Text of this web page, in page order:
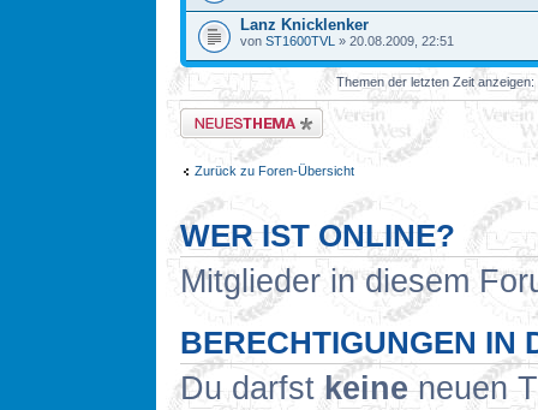
Lanz Knicklenker
von ST1600TVL » 20.08.2009, 22:51
Themen der letzten Zeit anzeigen:
Neues Thema erstellen
Zurück zu Foren-Übersicht
WER IST ONLINE?
Mitglieder in diesem
BERECHTIGUNGEN IN
Du darfstkeineneuen